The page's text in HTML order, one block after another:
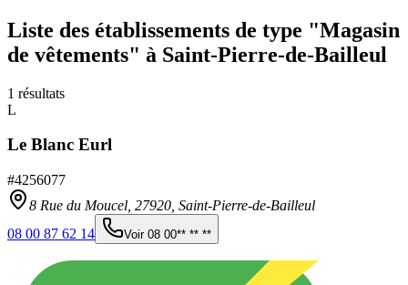
Liste des établissements de type "Magasin
de vêtements" à Saint-Pierre-de-Bailleul
1 résultats
L
Le Blanc Eurl
#4256077
8 Rue du Moucel, 27920 Saint-Pierre-de-Bailleul
08 00 87 62 14
Voir 08 00** ** **